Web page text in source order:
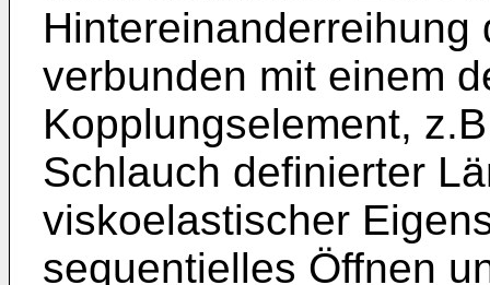
Hintereinanderreihung
verbunden mit einem
Kopplungselement,
Schlauch definierter
viskoelastischer
sequentielles Öffnen